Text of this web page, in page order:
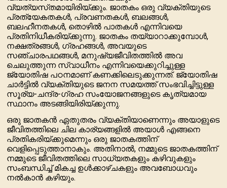
വ്യത്യസ്‌തമായിരിയ്ക്കും. ജാതകം ഒരു വ്യക്തിയുടെ
പ്രത്യേകതകൾ, പ്രവണതകൾ, ബലങ്ങള്‍,
ബലഹീനതകൾ, തൊഴിൽ പാതകള്‍ എന്നിവയെ
പ്രതിനിധീകരിയ്ക്കുന്നു. ജാതകം തയ്യാറാക്കുമ്പോൾ,
നക്ഷത്രങ്ങൾ, ഗ്രഹങ്ങൾ, അവയുടെ
സഞ്ചാരപഥങ്ങൾ, മനുഷ്യജീവിതത്തിൽ അവ
ചെലുത്തുന്ന സ്വാധീനം എന്നിവയെക്കുറിച്ചുള്ള
ജ്യോതിഷ പഠനമാണ് കണക്കിലെടുക്കുന്നത്. ജ്യോതിഷ
ചാർട്ടിൽ വ്യക്തിയുടെ ജനന സമയത്ത് സംഭവിച്ചിട്ടുള്ള
സൂര്യ-ചന്ദ്ര-ഗ്രഹ സംയോജനങ്ങളുടെ കൃത്യമായ
സ്ഥാനം അടങ്ങിയിരിയ്ക്കുന്നു.
ഒരു ജാതകന്‍ ഏതുതരം വ്യക്തിയാണെന്നും അയാളുടെ
ജീവിതത്തിലെ ചില കാര്യങ്ങളിൽ അയാള്‍ എങ്ങനെ
പ്രതികരിയ്ക്കുമെന്നും ഒരു ജാതകത്തിന്
വെളിപ്പെടുത്താനാകും. അതിനാൽ, നമ്മുടെ ജാതകത്തിന്
നമ്മുടെ ജീവിതത്തിലെ സാധ്യതകളും കഴിവുകളും
സംബന്ധിച്ച് മികച്ച ഉൾക്കാഴ്ചകളും അവബോധവും
നൽകാൻ കഴിയും.